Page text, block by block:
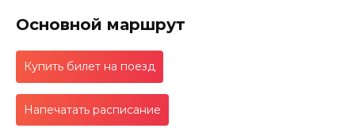
Основной маршрут
Купить билет на поезд
Напечатать расписание